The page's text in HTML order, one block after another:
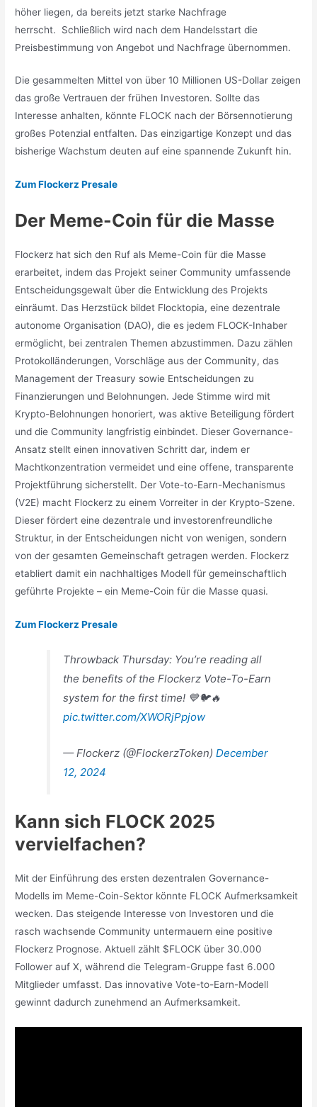
höher liegen, da bereits jetzt starke Nachfrage
herrscht. Schließlich wird nach dem Handelsstart die
Preisbestimmung von Angebot und Nachfrage übernommen.
Die gesammelten Mittel von über 10 Millionen US-Dollar zeigen
das große Vertrauen der frühen Investoren. Sollte das
Interesse anhalten, könnte FLOCK nach der Börsennotierung
großes Potenzial entfalten. Das einzigartige Konzept und das
bisherige Wachstum deuten auf eine spannende Zukunft hin.
Zum Flockerz Presale
Der Meme-Coin für die Masse
Flockerz hat sich den Ruf als Meme-Coin für die Masse
erarbeitet, indem das Projekt seiner Community umfassende
Entscheidungsgewalt über die Entwicklung des Projekts
einräumt. Das Herzstück bildet Flocktopia, eine dezentrale
autonome Organisation (DAO), die es jedem FLOCK-Inhaber
ermöglicht, bei zentralen Themen abzustimmen. Dazu zählen
Protokolländerungen, Vorschläge aus der Community, das
Management der Treasury sowie Entscheidungen zu
Finanzierungen und Belohnungen. Jede Stimme wird mit
Krypto-Belohnungen honoriert, was aktive Beteiligung fördert
und die Community langfristig einbindet. Dieser Governance-
Ansatz stellt einen innovativen Schritt dar, indem er
Machtkonzentration vermeidet und eine offene, transparente
Projektführung sicherstellt. Der Vote-to-Earn-Mechanismus
(V2E) macht Flockerz zu einem Vorreiter in der Krypto-Szene.
Dieser fördert eine dezentrale und investorenfreundliche
Struktur, in der Entscheidungen nicht von wenigen, sondern
von der gesamten Gemeinschaft getragen werden. Flockerz
etabliert damit ein nachhaltiges Modell für gemeinschaftlich
geführte Projekte – ein Meme-Coin für die Masse quasi.
Zum Flockerz Presale
Throwback Thursday: You’re reading all
the benefits of the Flockerz Vote-To-Earn
system for the first time! 💙🐦🔥
pic.twitter.com/XWORjPpjow
— Flockerz (@FlockerzToken)December
12, 2024
Kann sich FLOCK 2025
vervielfachen?
Mit der Einführung des ersten dezentralen Governance-
Modells im Meme-Coin-Sektor könnte FLOCK Aufmerksamkeit
wecken. Das steigende Interesse von Investoren und die
rasch wachsende Community untermauern eine positive
Flockerz Prognose. Aktuell zählt $FLOCK über 30.000
Follower auf X, während die Telegram-Gruppe fast 6.000
Mitglieder umfasst. Das innovative Vote-to-Earn-Modell
gewinnt dadurch zunehmend an Aufmerksamkeit.